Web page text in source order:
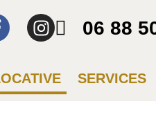
06 88
SERVICES